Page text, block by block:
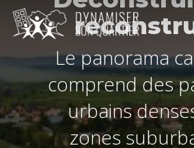
Skip
content
Le panorama
comprend des
urbains
zones